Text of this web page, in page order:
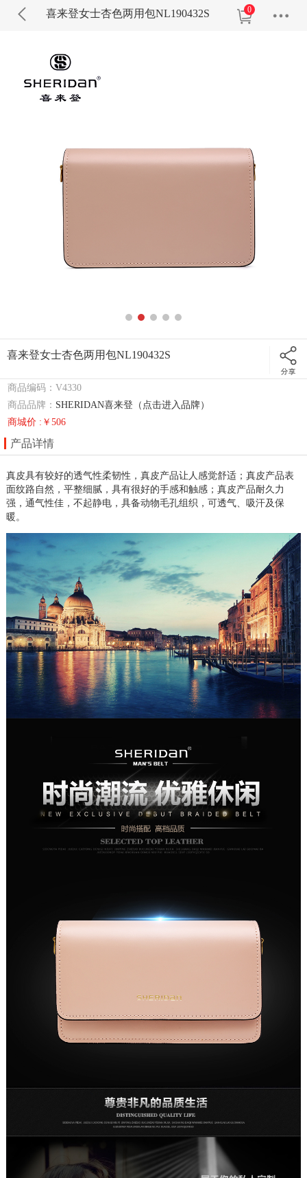
喜来登女士杏色两用包NL190432S 0
喜来登女士杏色两用包NL190432S
商品编码：V4330
商品品牌： SHERIDAN喜来登（点击进入品牌）
商城价 :￥506
产品详情
真皮具有较好的透气性柔韧性，真皮产品让人感觉舒适；真皮产品表
面纹路自然，平整细腻，具有很好的手感和触感；真皮产品耐久力
强，通气性佳，不起静电，具备动物毛孔组织，可透气、吸汗及保
暖。